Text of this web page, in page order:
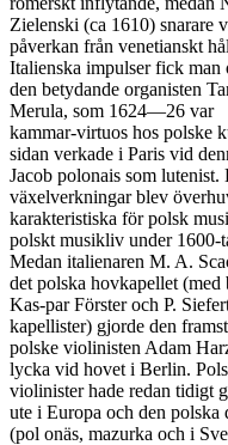
Zielenski (ca 1610) snarare
påverkan från venetianskt
Italienska impulser fick man
den betydande organisten
Merula, som 1624—26 var
kammar-virtuos hos polske
sidan verkade i Paris vid
Jacob polonais som lutenist.
växelverkningar blev
karakteristiska för polsk
polskt musikliv under 1600-
Medan italienaren M. A.
det polska hovkapellet (med
Kas-par Förster och P.
kapellister) gjorde den
polske violinisten Adam
lycka vid hovet i Berlin.
violinister hade redan tidigt
ute i Europa och den polska
(pol onäs, mazurka och i